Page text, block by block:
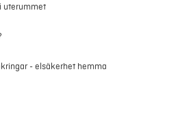
uterummet
- elsäkerhet hemma